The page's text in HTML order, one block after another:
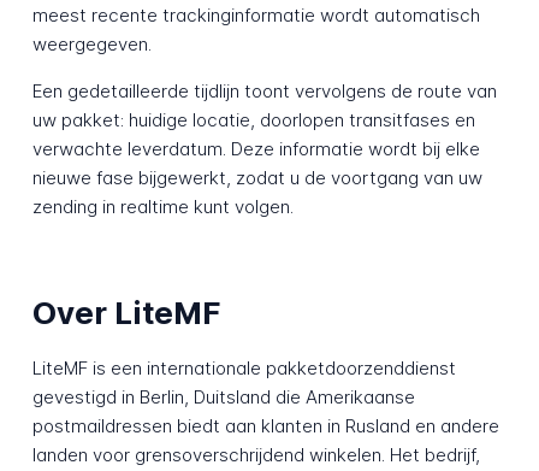
meest recente trackinginformatie wordt automatisch
weergegeven.
Een gedetailleerde tijdlijn toont vervolgens de route van
uw pakket: huidige locatie, doorlopen transitfases en
verwachte leverdatum. Deze informatie wordt bij elke
nieuwe fase bijgewerkt, zodat u de voortgang van uw
zending in realtime kunt volgen.
Over LiteMF
LiteMF is een internationale pakketdoorzenddienst
gevestigd in Berlin, Duitsland die Amerikaanse
postmaildressen biedt aan klanten in Rusland en andere
landen voor grensoverschrijdend winkelen. Het bedrijf,